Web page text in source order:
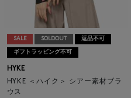
SALE SOLDOUT 返品不可
ギフトラッピング不可
HYKE
HYKE ＜ハイク＞ シアー素材ブラ
ウス